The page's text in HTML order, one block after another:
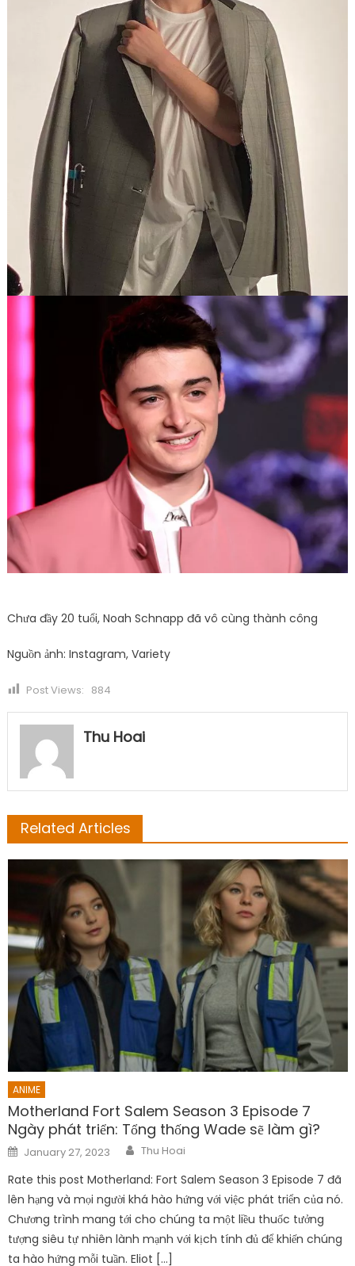
Cậu có trang YouTube riêng để đăng video thư giãn
Chưa đầy 20 tuổi, Noah Schnapp đã vô cùng thành công
Nguồn ảnh: Instagram, Variety
Post Views: 884
Thu Hoai
Related Articles